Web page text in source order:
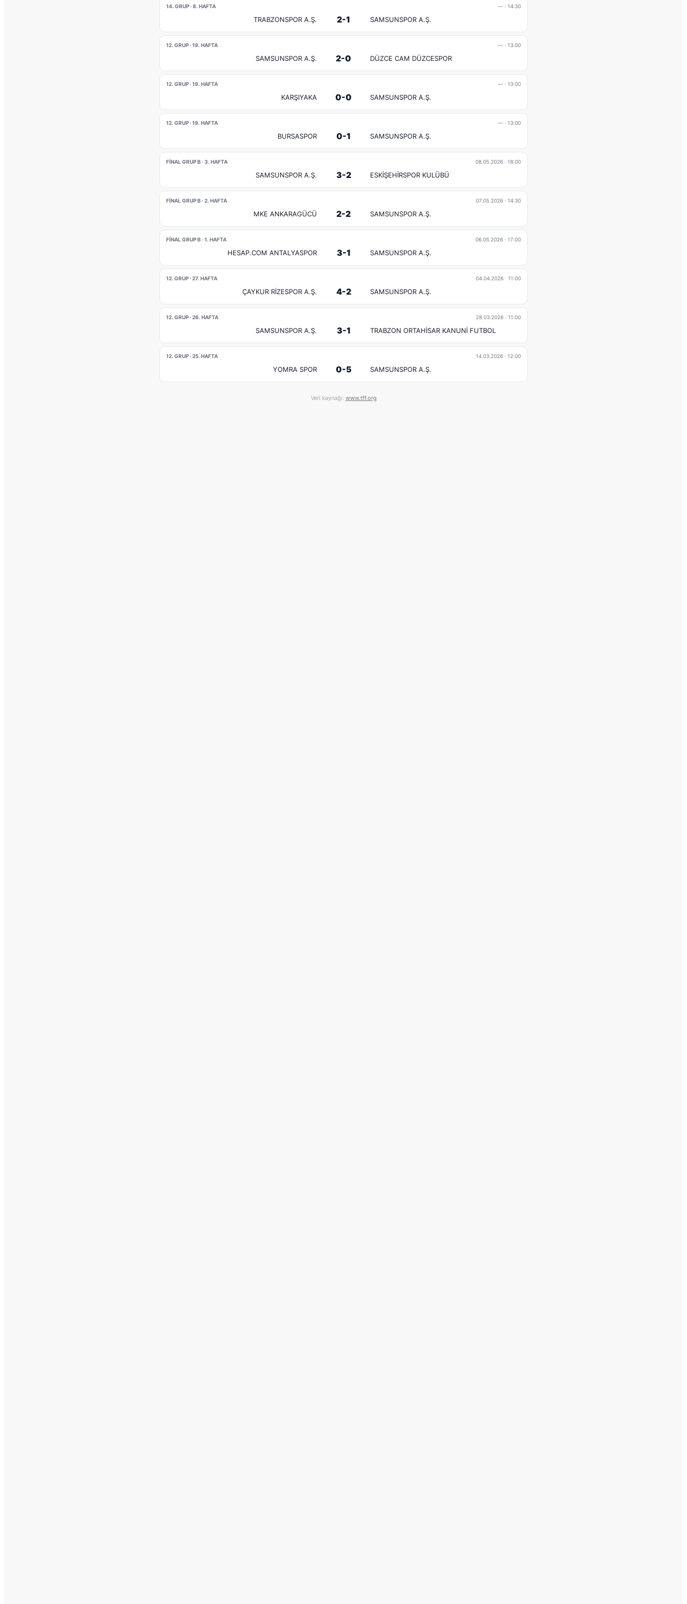
14. GRUP · 8. HAFTA — · 14:30
TRABZONSPOR A.Ş. 2-1 SAMSUNSPOR A.Ş.
12. GRUP · 19. HAFTA — · 13:00
SAMSUNSPOR A.Ş. 2-0 DÜZCE CAM DÜZCESPOR
12. GRUP · 19. HAFTA — · 13:00
KARŞIYAKA 0-0 SAMSUNSPOR A.Ş.
12. GRUP · 19. HAFTA — · 13:00
BURSASPOR 0-1 SAMSUNSPOR A.Ş.
FINAL GRUP B · 3. HAFTA 08.05.2026 · 18:00
SAMSUNSPOR A.Ş. 3-2 ESKİŞEHİRSPOR KULÜBÜ
FINAL GRUP B · 2. HAFTA 07.05.2026 · 14:30
MKE ANKARAGÜCÜ 2-2 SAMSUNSPOR A.Ş.
FINAL GRUP B · 1. HAFTA 06.05.2026 · 17:00
HESAP.COM ANTALYASPOR 3-1 SAMSUNSPOR A.Ş.
12. GRUP · 27. HAFTA 04.04.2026 · 11:00
ÇAYKUR RİZESPOR A.Ş. 4-2 SAMSUNSPOR A.Ş.
12. GRUP · 26. HAFTA 28.03.2026 · 11:00
SAMSUNSPOR A.Ş. 3-1 TRABZON ORTAHİSAR KANUNİ FUTBOL
12. GRUP · 25. HAFTA 14.03.2026 · 12:00
YOMRA SPOR 0-5 SAMSUNSPOR A.Ş.
Veri kaynağı: www.tff.org